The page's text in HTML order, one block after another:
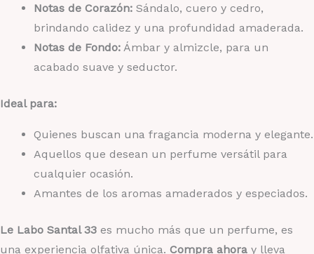
Notas de Corazón: Sándalo, cuero y cedro,
brindando calidez y una profundidad amaderada.
Notas de Fondo: Ámbar y almizcle, para un
acabado suave y seductor.
Ideal para:
Quienes buscan una fragancia moderna y elegante.
Aquellos que desean un perfume versátil para
cualquier ocasión.
Amantes de los aromas amaderados y especiados.
Le Labo Santal 33 es mucho más que un perfume, es
una experiencia olfativa única. Compra ahora y lleva